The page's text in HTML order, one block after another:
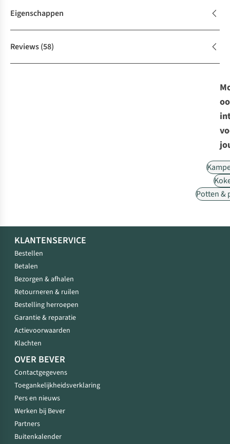
Eigenschappen
Reviews(58)
Potten &
KLANTENSERVICE
Bestellen
Betalen
Bezorgen & afhalen
Retourneren & ruilen
Bestelling herroepen
Garantie & reparatie
Actievoorwaarden
Klachten
OVER BEVER
Contactgegevens
Toegankelijkheidsverklaring
Pers en nieuws
Werken bij Bever
Partners
Buitenkalender